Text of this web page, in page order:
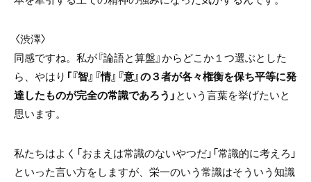
〈渋澤〉
同感ですね。私が『論語と算盤』からどこか１つ選ぶとした
ら、やはり 「『智』『情』『意』の３者が各々権衡を保ち平等に発
達したものが完全の常識であろう」という言葉を挙げたいと
思います。
私たちはよく「おまえは常識のないやつだ」「常識的に考えろ」
といった言い方をしますが、栄一のいう常識はそういう知識